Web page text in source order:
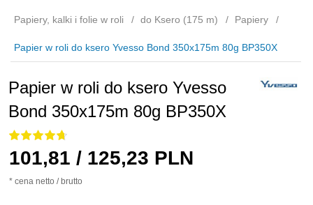
Papiery, kalki i folie w roli do Ksero (175 m) Papiery
Papier w roli do ksero Yvesso Bond 350x175m 80g BP350X
Papier w roli do ksero Yvesso
Bond 350x175m 80g BP350X
101,81 / 125,23 PLN
* cena netto / brutto